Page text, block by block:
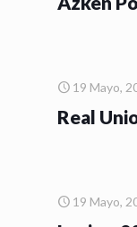
19 Mayo,
Real
19 Mayo,